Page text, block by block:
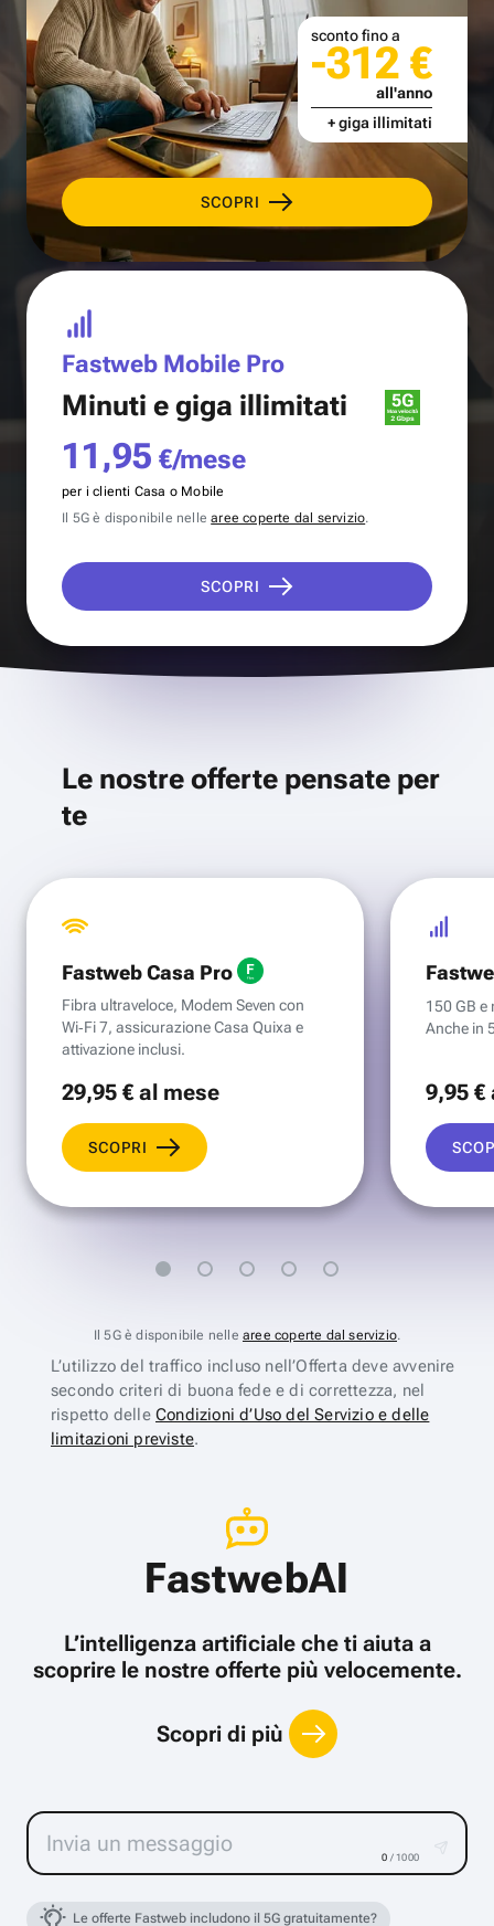
SCOPRI
sconto fino a
-312 €
all'anno
+ giga illimitati
Fastweb Mobile Pro
Minuti e giga illimitati
11,95 €/mese
per i clienti Casa o Mobile
Il 5G è disponibile nellearee coperte dal servizio.
SCOPRI
Le nostre offerte pensate per
te
Fastweb Casa Pro
Fibra ultraveloce, Modem Seven con
Wi‑Fi 7, assicurazione Casa Quixa e
attivazione inclusi.
29,95 €al mese
SCOPRI
150 GB e
Anche in
9,95 €
Il 5G è disponibile nelle aree coperte dal servizio.
L’utilizzo del traffico incluso nell’Offerta deve avvenire
secondo criteri di buona fede e di correttezza, nel
rispetto delle Condizioni d’Uso del Servizio e delle
limitazioni previste.
FastwebAI
L’intelligenza artificiale che ti aiuta a
scoprire le nostre offerte più velocemente.
Scopri di più
0 / 1000
Le offerte Fastweb includono il 5G gratuitamente?